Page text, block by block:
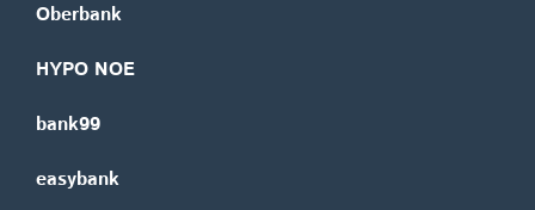
Oberbank
HYPO NOE
bank99
easybank